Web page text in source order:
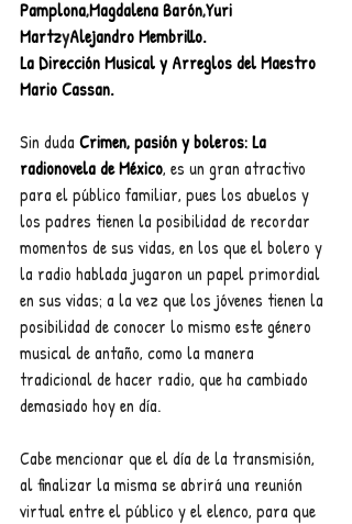
Pamplona,Magdalena Barón,Yuri
MartzyAlejandro Membrillo.
La Dirección Musical y Arreglos del Maestro
Mario Cassan.
Sin duda Crimen, pasión y boleros: La
radionovela de México, es un gran atractivo
para el público familiar, pues los abuelos y
los padres tienen la posibilidad de recordar
momentos de sus vidas, en los que el bolero y
la radio hablada jugaron un papel primordial
en sus vidas; a la vez que los jóvenes tienen la
posibilidad de conocer lo mismo este género
musical de antaño, como la manera
tradicional de hacer radio, que ha cambiado
demasiado hoy en día.
Cabe mencionar que el día de la transmisión,
al finalizar la misma se abrirá una reunión
virtual entre el público y el elenco, para que